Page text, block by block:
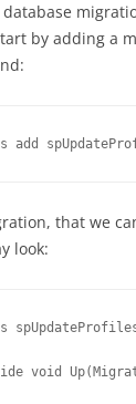
by adding a
that we
look:
void